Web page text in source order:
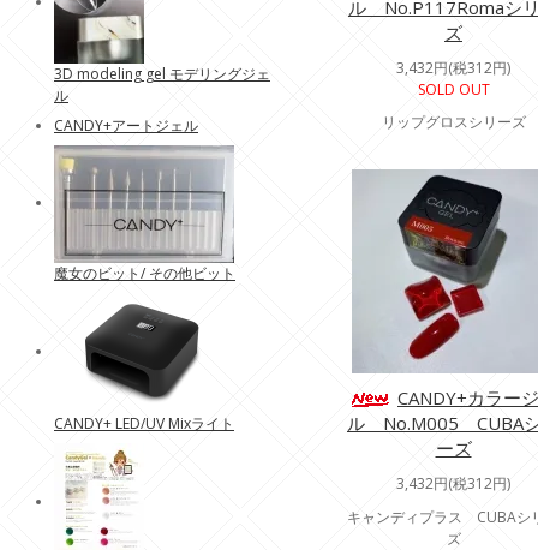
ル No.P117Romaシ
ズ
3,432円(税312円)
SOLD OUT
リップグロスシリーズ
CANDY+カラー
ル No.M005 CUBA
ーズ
3,432円(税312円)
キャンディプラス CUBAシ
ズ
3D modeling gel モデリングジェ
ル
CANDY+アートジェル
魔女のビット/ その他ビット
CANDY+ LED/UV Mixライト